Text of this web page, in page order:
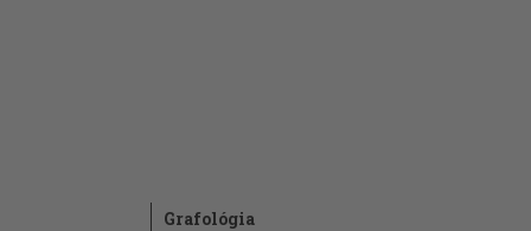
Grafológia